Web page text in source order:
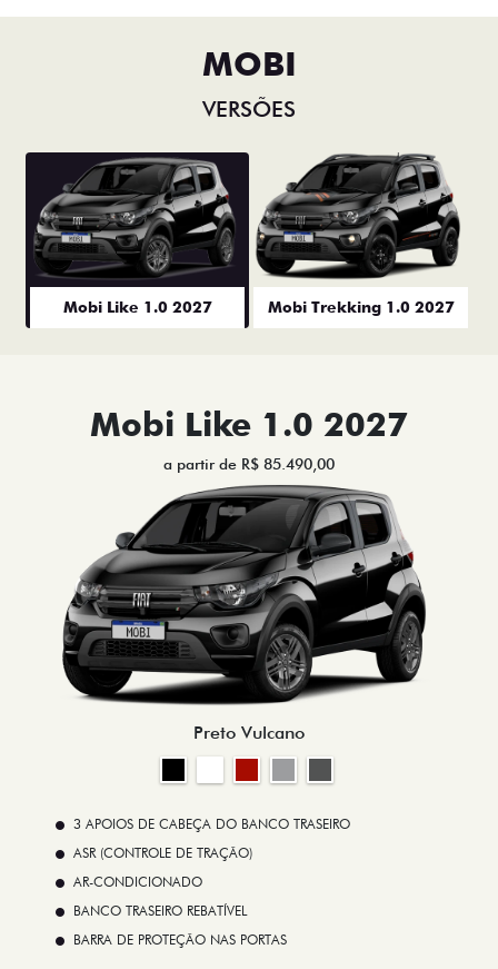
Mobi Like 1.0 2027 Mobi Trekking 1.0 2027
Mobi Like 1.0 2027
Preto Vulcano
AR-CONDICIONADO
BARRA DE PROTEÇÃO NAS PORTAS
VER MAIS
FICHA TÉCNICA